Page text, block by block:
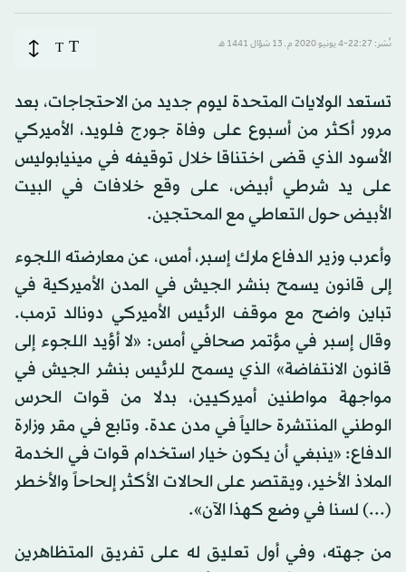
نُشر: 22:27-4 يونيو 2020 م ـ 13 شوّال 1441 هـ T
T
تستعد الولايات المتحدة ليوم جديد من الاحتجاجات، بعد
مرور أكثر من أسبوع على وفاة جورج فلويد، الأميركي
الأسود الذي قضى اختناقا خلال توقيفه في مينيابوليس
على يد شرطي أبيض، على وقع خلافات في البيت
الأبيض حول التعاطي مع المحتجين.
وأعرب وزير الدفاع مارك إسبر، أمس، عن معارضته اللجوء
إلى قانون يسمح بنشر الجيش في المدن الأميركية في
تباين واضح مع موقف الرئيس الأميركي دونالد ترمب.
وقال إسبر في مؤتمر صحافي أمس: «لا أؤيد اللجوء إلى
قانون الانتفاضة» الذي يسمح للرئيس بنشر الجيش في
مواجهة مواطنين أميركيين، بدلا من قوات الحرس
الوطني المنتشرة حالياً في مدن عدة. وتابع في مقر وزارة
الدفاع: «ينبغي أن يكون خيار استخدام قوات في الخدمة
الملاذ الأخير، ويقتصر على الحالات الأكثر إلحاحاً والأخطر
(...) لسنا في وضع كهذا الآن».
من جهته، وفي أول تعليق له على تفريق المتظاهرين